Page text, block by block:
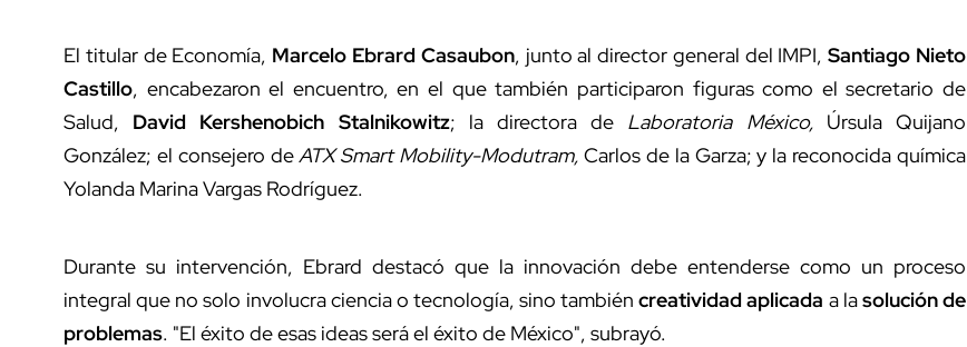
El titular de Economía, Marcelo Ebrard Casaubon, junto al director general del IMPI,Santiago Nieto
Castillo, encabezaron el encuentro, en el que también participaron figuras como el secretario de
Salud, David Kershenobich Stalnikowitz; la directora de Laboratoria México,Úrsula Quijano
González; el consejero deATX Smart Mobility-Modutram, Carlos de la Garza; y la reconocida química
Yolanda Marina Vargas Rodríguez.
Durante su intervención, Ebrard destacó que la innovación debe entenderse como un proceso
integral que no solo involucra ciencia o tecnología, sino tambiéncreatividad aplicada a lasolución de
problemas. "El éxito de esas ideas será el éxito de México", subrayó.